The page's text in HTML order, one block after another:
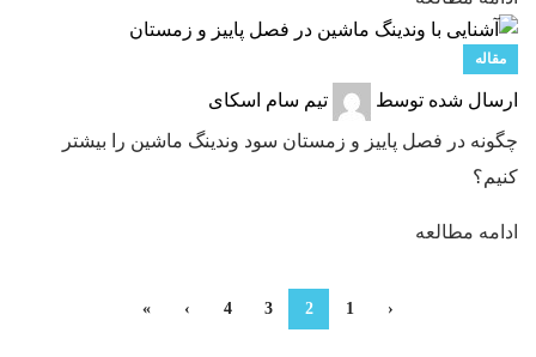
مقاله
ارسال شده توسط تیم سام اسکای
چگونه در فصل پاییز و زمستان سود وندینگ ماشین را بیشتر
کنیم؟
ادامه مطالعه
‹
1
2
3
4
›
»